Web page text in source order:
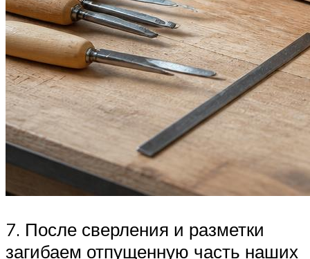
7. После сверления и разметки
загибаем отпущенную часть наших